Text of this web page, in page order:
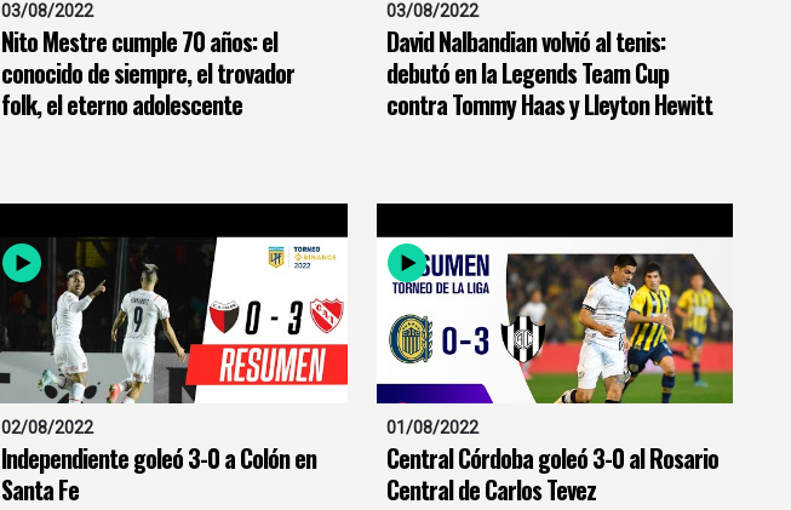
03/08/2022
Nito Mestre cumple 70 años: el
conocido de siempre, el trovador
folk, el eterno adolescente
03/08/2022
David Nalbandian volvió al tenis:
debutó en la Legends Team Cup
contra Tommy Haas y Lleyton Hewitt
02/08/2022
Independiente goleó 3-0 a Colón en
Santa Fe
01/08/2022
Central Córdoba goleó 3-0 al Rosario
Central de Carlos Tevez